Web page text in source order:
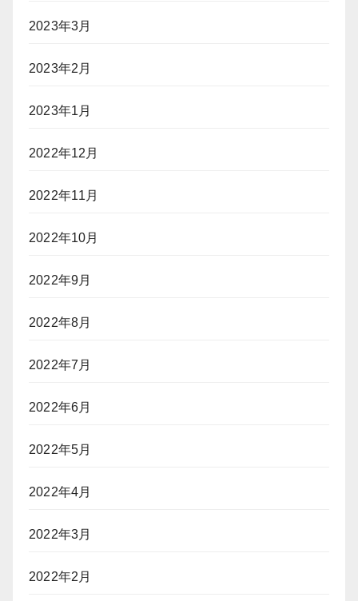
2023年3月
2023年2月
2023年1月
2022年12月
2022年11月
2022年10月
2022年9月
2022年8月
2022年7月
2022年6月
2022年5月
2022年4月
2022年3月
2022年2月